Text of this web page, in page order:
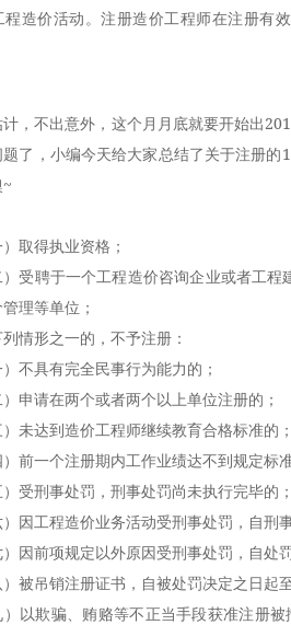
程造价活动。注册造价工程师在注册有
不出意外，这个月月底就要开始出
了，小编今天给大家总结了关于注册
得执业资格；
聘于一个工程造价咨询企业或者工程
理等单位；
形之一的，不予注册：
具有完全民事行为能力的；
请在两个或者两个以上单位注册的；
达到造价工程师继续教育合格标准的；
一个注册期内工作业绩达不到规定标
刑事处罚，刑事处罚尚未执行完毕的；
工程造价业务活动受刑事处罚，自刑
前项规定以外原因受刑事处罚，自处
吊销注册证书，自被处罚决定之日起至
欺骗、贿赂等不正当手段获准注册被